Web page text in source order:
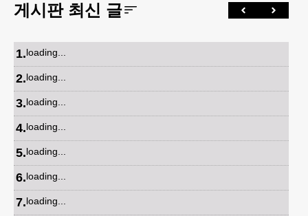
게시판 최신 글
1.loading...
2.loading...
3.loading...
4.loading...
5.loading...
6.loading...
7.loading...